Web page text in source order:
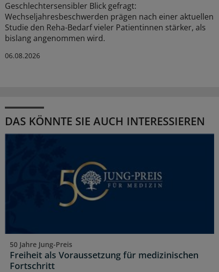
Geschlechtersensibler Blick gefragt:
Wechseljahresbeschwerden prägen nach einer aktuellen
Studie den Reha-Bedarf vieler Patientinnen stärker, als
bislang angenommen wird.
06.08.2026
DAS KÖNNTE SIE AUCH INTERESSIEREN
50 Jahre Jung-Preis
Freiheit als Voraussetzung für medizinischen
Fortschritt